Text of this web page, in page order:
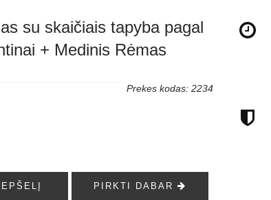
su skaičiais tapyba pagal
+ Medinis Rėmas
Prekes kodas: 2234
PIRKTI DABAR